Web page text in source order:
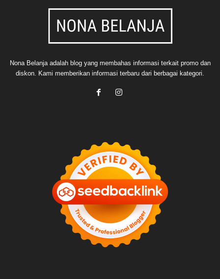
Nona Belanja adalah blog yang membahas informasi terkait promo dan
diskon. Kami memberikan informasi terbaru dari berbagai kategori.